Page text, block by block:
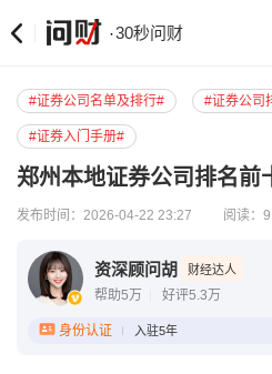
·30秒问财
#证券公司名单及排行# #证券公司
#证券入门手册#
郑州本地证券公司排名前
发布时间：2026-04-22 23:27 阅读：
资深顾问胡 财经达人
帮助5万 好评5.3万
身份认证 入驻5年